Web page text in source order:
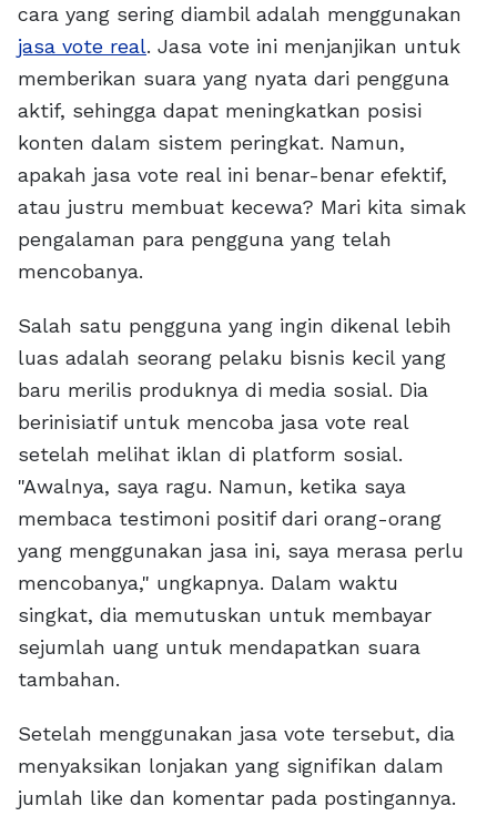
cara yang sering diambil adalah menggunakan
jasa vote real. Jasa vote ini menjanjikan untuk
memberikan suara yang nyata dari pengguna
aktif, sehingga dapat meningkatkan posisi
konten dalam sistem peringkat. Namun,
apakah jasa vote real ini benar-benar efektif,
atau justru membuat kecewa? Mari kita simak
pengalaman para pengguna yang telah
mencobanya.
Salah satu pengguna yang ingin dikenal lebih
luas adalah seorang pelaku bisnis kecil yang
baru merilis produknya di media sosial. Dia
berinisiatif untuk mencoba jasa vote real
setelah melihat iklan di platform sosial.
"Awalnya, saya ragu. Namun, ketika saya
membaca testimoni positif dari orang-orang
yang menggunakan jasa ini, saya merasa perlu
mencobanya," ungkapnya. Dalam waktu
singkat, dia memutuskan untuk membayar
sejumlah uang untuk mendapatkan suara
tambahan.
Setelah menggunakan jasa vote tersebut, dia
menyaksikan lonjakan yang signifikan dalam
jumlah like dan komentar pada postingannya.